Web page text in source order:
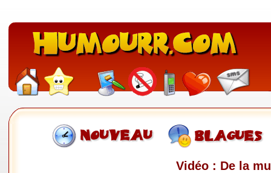
Vidéo : De la